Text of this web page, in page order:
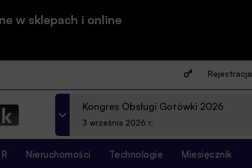
w sklepach i online
Rejestracja
Kongres Obsługi Gotówki 2026
3 września 2026 r.
Nieruchomości Technologie Miesięcznik